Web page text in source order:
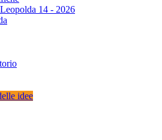
14 - 2026
idee